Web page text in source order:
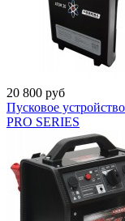
20 800 руб
Пусковое
PRO SERIES